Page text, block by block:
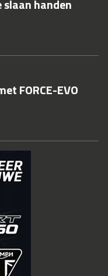
slaan handen
FORCE-EVO